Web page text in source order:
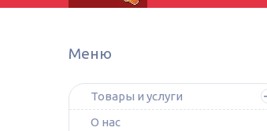
Товары и услуги
О нас